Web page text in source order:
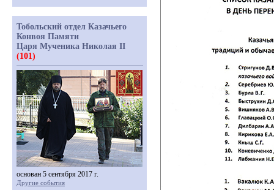
Тобольский отдел Казачьего
Конвоя Памяти
Царя Мученика Николая II
(101)
основан 5 сентября 2017 г.
Другие события